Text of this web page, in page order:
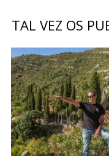
TAL VEZ OS